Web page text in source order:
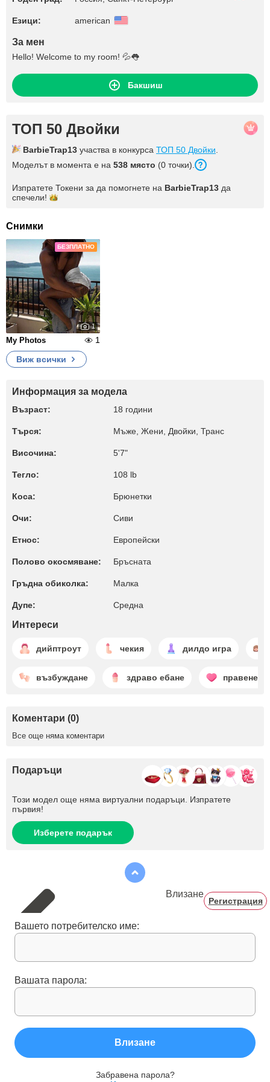
Езици: american
За мен
Hello! Welcome to my room! 💦👅
Бакшиш
ТОП 50 Двойки
BarbieTrap13 участва в конкурса ТОП 50 Двойки
Моделът в момента е на 538 място (0 точки).
Изпратете Токени за да помогнете на BarbieTrap13 да
спечели!
Снимки
БЕЗПЛАТНО
1
My Photos
1
Виж всички
Информация за модела
Възраст: 18 години
Търся: Мъже, Жени, Двойки, Транс
Височина: 5'7"
Тегло: 108 lb
Коса: Брюнетки
Очи: Сиви
Етнос: Европейски
Полово окосмяване: Бръсната
Гръдна обиколка: Малкa
Дупе: Среднa
Интереси
дийптроут чекия дилдо игра
възбуждане здраво ебане правене
Коментари (0)
Все още няма коментари
Подаръци
Този модел още няма виртуални подаръци. Изпратете
първия!
Изберете подарък
Влизане
Регистрация
Вашето потребителско име:
Вашата парола:
Влизане
Забравена парола?